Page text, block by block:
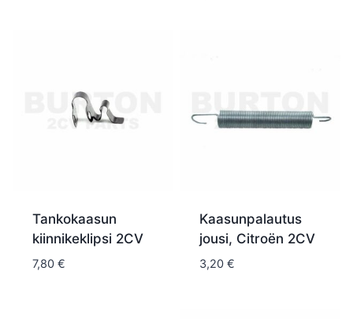
Tankokaasun
kiinnikeklipsi 2CV
7,80 €
Kaasunpalautus
jousi, Citroën 2CV
3,20 €